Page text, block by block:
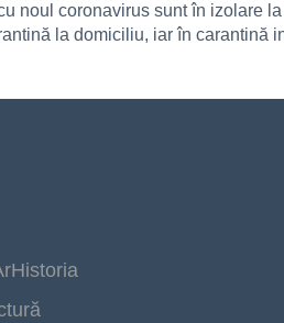
noul coronavirus sunt în izolare
la domiciliu, iar în carantină